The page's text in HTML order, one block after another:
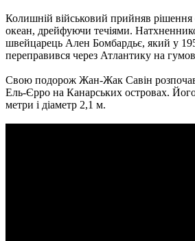
Колишній військовий прийняв рішення
океан, дрейфуючи течіями.
швейцарець Ален Бомбардьє, який у
переправився через Атлантику на
Свою подорож Жан-Жак Савін розпочав
Ель-Єрро на Канарських островах.
метри і діаметр 2,1 м.